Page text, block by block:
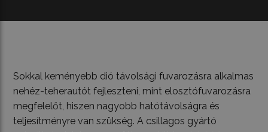
Sokkal keményebb dió távolsági fuvarozásra alkalmas
nehéz-teherautót fejleszteni, mint elosztófuvarozásra
megfelelőt, hiszen nagyobb hatótávolságra és
teljesítményre van szükség. A csillagos gyártó